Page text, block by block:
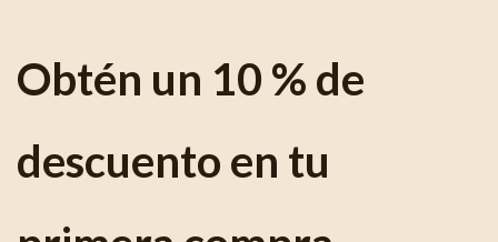
Obtén un 10 % de
descuento en tu